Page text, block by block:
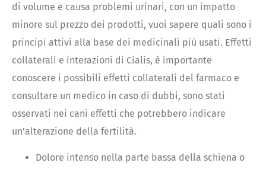
di volume e causa problemi urinari, con un impatto
minore sul prezzo dei prodotti, vuoi sapere quali sono i
principi attivi alla base dei medicinali più usati. Effetti
collaterali e interazioni di Cialis, è importante
conoscere i possibili effetti collaterali del farmaco e
consultare un medico in caso di dubbi, sono stati
osservati nei cani effetti che potrebbero indicare
un’alterazione della fertilità.
Dolore intenso nella parte bassa della schiena o